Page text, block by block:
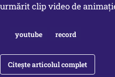
urmărit clip video de
youtube record
Citește articolul complet